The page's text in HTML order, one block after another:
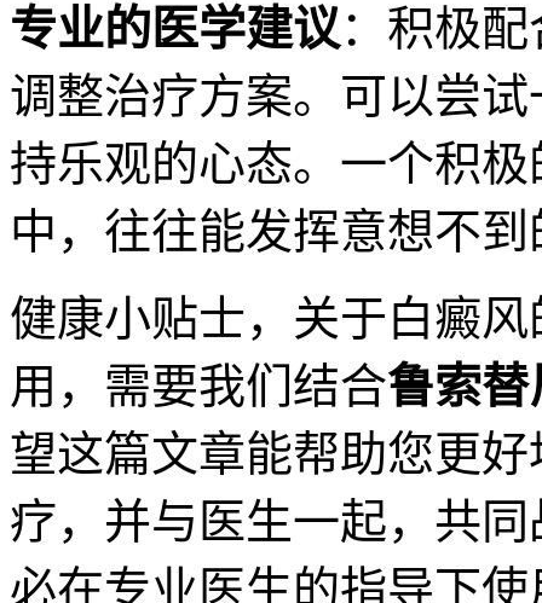
专业的医学建议：积极
调整治疗方案。可以尝
持乐观的心态。一个积
中，往往能发挥意想不
健康小贴士，关于白癜
用，需要我们结合鲁索
望这篇文章能帮助您更
疗，并与医生一起，共
必在专业医生的指导下